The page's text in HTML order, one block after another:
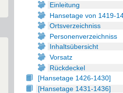
Einleitung
Hansetage von 1419-
Ortsverzeichniss
Personenverzeichniss
Inhaltsübersicht
Vorsatz
Rückdeckel
[Hansetage 1426-1430]
[Hansetage 1431-1436]